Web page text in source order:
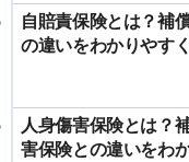
自賠責保険とは？補
の違いをわかりやす
人身傷害保険とは？
害保険との違いをわ